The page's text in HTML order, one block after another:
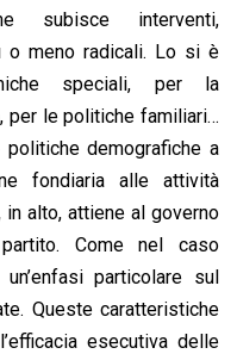
subisce interventi,
o meno radicali. Lo si è
speciali, per la
per le politiche familiari…
demografiche a
fondiaria alle attività
alto, attiene al governo
Come nel caso
particolare sul
Queste caratteristiche
esecutiva delle